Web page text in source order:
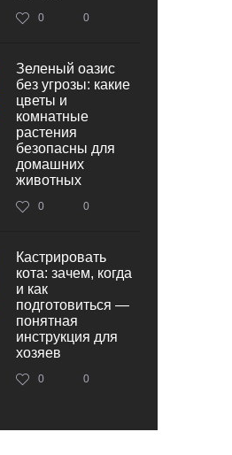
0 0
Зеленый оазис
без угрозы: какие
цветы и
комнатные
растения
безопасны для
домашних
животных
0 0
Кастрировать
кота: зачем, когда
и как
подготовиться —
понятная
инструкция для
хозяев
0 0